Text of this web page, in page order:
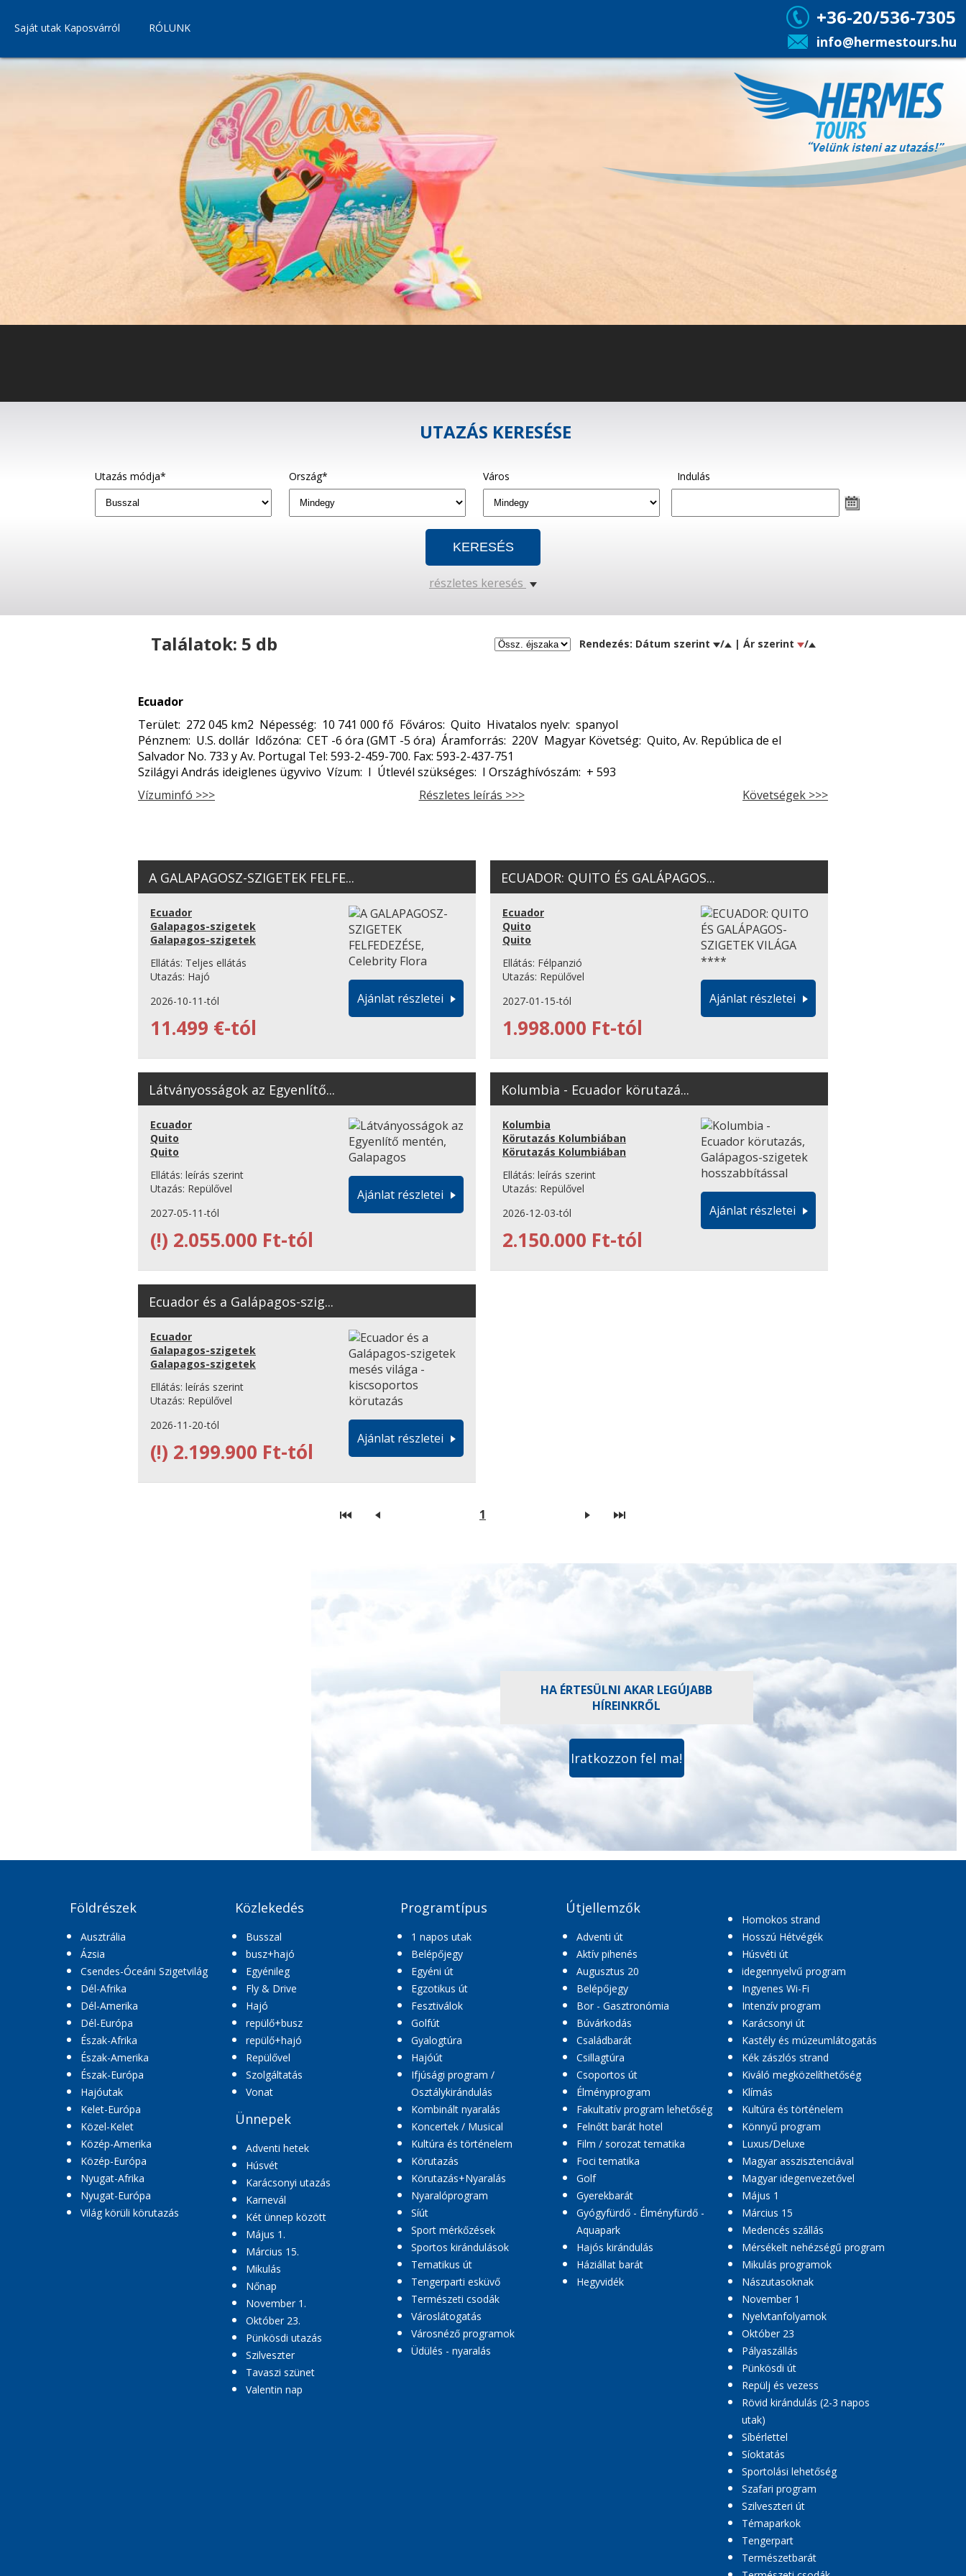
Saját utak Kaposvárról RÓLUNK +36-20/536-7305
info@hermestours.hu
UTAZÁS KERESÉSE
Utazás módja* Ország* Város Indulás
részletes keresés
Találatok: 5 db Rendezés: Dátum szerint / | Ár szerint /
Ecuador
Terület: 272 045 km2 Népesség: 10 741 000 fő Főváros: Quito Hivatalos nyelv: spanyol
Pénznem: U.S. dollár Időzóna: CET -6 óra (GMT -5 óra) Áramforrás: 220V Magyar Követség: Quito, Av. República de el
Salvador No. 733 y Av. Portugal Tel: 593-2-459-700. Fax: 593-2-437-751
Szilágyi András ideiglenes ügyvivo Vízum: I Útlevél szükséges: I Országhívószám: + 593
Vízuminfó >>>
Részletes leírás >>> Követségek >>>
A GALAPAGOSZ-SZIGETEK FELFE...
Ecuador
Galapagos-szigetek
Galapagos-szigetek
Ellátás: Teljes ellátás
Utazás: Hajó
2026-10-11-tól
11.499 €-tól
Ajánlat részletei
ECUADOR: QUITO ÉS GALÁPAGOS...
Ecuador
Quito
Quito
Ellátás: Félpanzió
Utazás: Repülővel
2027-01-15-tól
1.998.000 Ft-tól
Ajánlat részletei
Látványosságok az Egyenlítő...
Ecuador
Quito
Quito
Ellátás: leírás szerint
Utazás: Repülővel
2027-05-11-tól
(!) 2.055.000 Ft-tól
Ajánlat részletei
Kolumbia - Ecuador körutazá...
Kolumbia
Körutazás Kolumbiában
Körutazás Kolumbiában
Ellátás: leírás szerint
Utazás: Repülővel
2026-12-03-tól
2.150.000 Ft-tól
Ajánlat részletei
Ecuador és a Galápagos-szig...
Ecuador
Galapagos-szigetek
Galapagos-szigetek
Ellátás: leírás szerint
Utazás: Repülővel
2026-11-20-tól
(!) 2.199.900 Ft-tól
Ajánlat részletei
1
HA ÉRTESÜLNI AKAR LEGÚJABB
HÍREINKRŐL
Iratkozzon fel ma!
Földrészek
Ausztrália
Ázsia
Csendes-Óceáni Szigetvilág
Dél-Afrika
Dél-Amerika
Dél-Európa
Észak-Afrika
Észak-Amerika
Észak-Európa
Hajóutak
Kelet-Európa
Közel-Kelet
Közép-Amerika
Közép-Európa
Nyugat-Afrika
Nyugat-Európa
Világ körüli körutazás
Közlekedés
Busszal
busz+hajó
Egyénileg
Fly & Drive
Hajó
repülő+busz
repülő+hajó
Repülővel
Szolgáltatás
Vonat
Ünnepek
Adventi hetek
Húsvét
Karácsonyi utazás
Karnevál
Két ünnep között
Május 1.
Március 15.
Mikulás
Nőnap
November 1.
Október 23.
Pünkösdi utazás
Szilveszter
Tavaszi szünet
Valentin nap
Programtípus
1 napos utak
Belépőjegy
Egyéni út
Egzotikus út
Fesztiválok
Golfút
Gyalogtúra
Hajóút
Ifjúsági program /
Osztálykirándulás
Kombinált nyaralás
Koncertek / Musical
Kultúra és történelem
Körutazás
Körutazás+Nyaralás
Nyaralóprogram
Síút
Sport mérkőzések
Sportos kirándulások
Tematikus út
Tengerparti esküvő
Természeti csodák
Városlátogatás
Városnéző programok
Üdülés - nyaralás
Útjellemzők
Adventi út
Aktív pihenés
Augusztus 20
Belépőjegy
Bor - Gasztronómia
Búvárkodás
Családbarát
Csillagtúra
Csoportos út
Élményprogram
Fakultatív program lehetőség
Felnőtt barát hotel
Film / sorozat tematika
Foci tematika
Golf
Gyerekbarát
Gyógyfürdő - Élményfürdő -
Aquapark
Hajós kirándulás
Háziállat barát
Hegyvidék
Homokos strand
Hosszú Hétvégék
Húsvéti út
idegennyelvű program
Ingyenes Wi-Fi
Intenzív program
Karácsonyi út
Kastély és múzeumlátogatás
Kék zászlós strand
Kiváló megközelíthetőség
Klímás
Kultúra és történelem
Könnyű program
Luxus/Deluxe
Magyar asszisztenciával
Magyar idegenvezetővel
Május 1
Március 15
Medencés szállás
Mérsékelt nehézségű program
Mikulás programok
Nászutasoknak
November 1
Nyelvtanfolyamok
Október 23
Pályaszállás
Pünkösdi út
Repülj és vezess
Rövid kirándulás (2-3 napos
utak)
Síbérlettel
Síoktatás
Sportolási lehetőség
Szafari program
Szilveszteri út
Témaparkok
Tengerpart
Természetbarát